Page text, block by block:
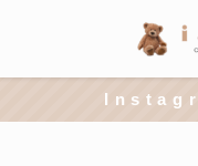
I n s t a g r